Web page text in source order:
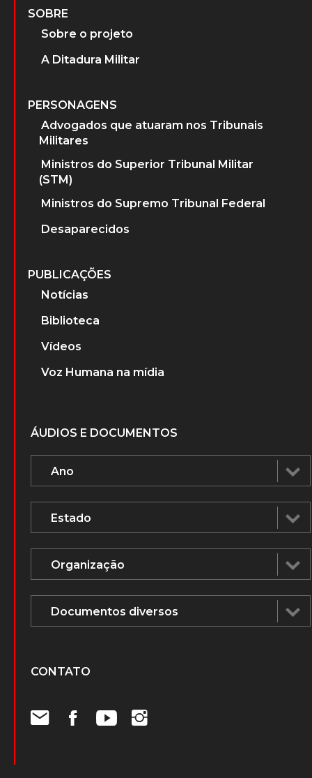
SOBRE
Sobre o projeto
A Ditadura Militar
PERSONAGENS
Advogados que atuaram nos Tribunais
Militares
Ministros do Superior Tribunal Militar
(STM)
Ministros do Supremo Tribunal Federal
Desaparecidos
PUBLICAÇÕES
Notícias
Biblioteca
Vídeos
Voz Humana na mídia
ÁUDIOS E DOCUMENTOS
CONTATO